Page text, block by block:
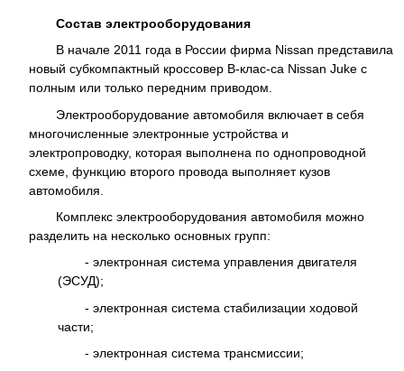
Состав электрооборудования
В начале 2011 года в России фирма Nissan представила
новый субкомпактный кроссовер В-клас-са Nissan Juke с
полным или только передним приводом.
Электрооборудование автомобиля включает в себя
многочисленные электронные устройства и
электропроводку, которая выполнена по однопроводной
схеме, функцию второго провода выполняет кузов
автомобиля.
Комплекс электрооборудования автомобиля можно
разделить на несколько основных групп:
- электронная система управления двигателя
(ЭСУД);
- электронная система стабилизации ходовой
части;
- электронная система трансмиссии;